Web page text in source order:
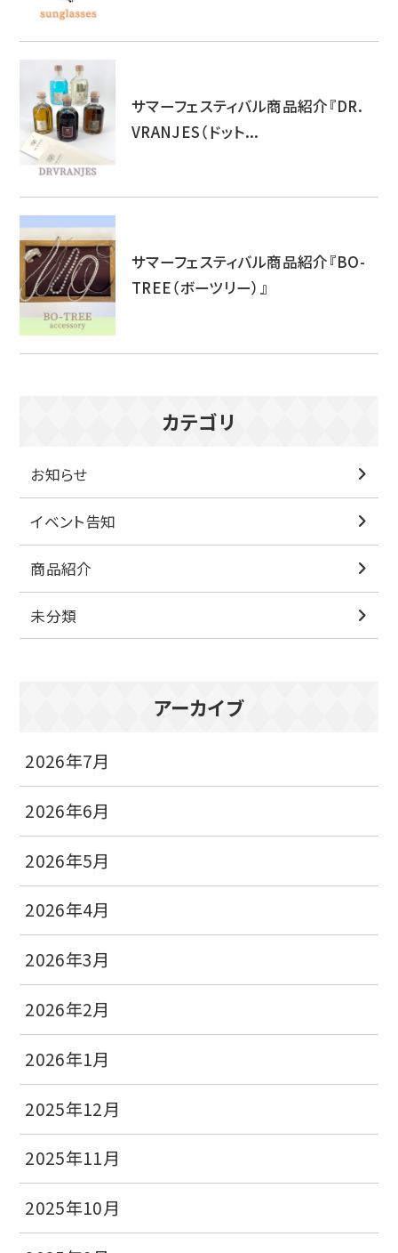
サマーフェスティバル商品紹介『DR.
VRANJES（ドット...
サマーフェスティバル商品紹介『BO-
TREE（ボーツリー）』
カテゴリ
お知らせ
イベント告知
商品紹介
未分類
アーカイブ
2026年7月
2026年6月
2026年5月
2026年4月
2026年3月
2026年2月
2026年1月
2025年12月
2025年11月
2025年10月